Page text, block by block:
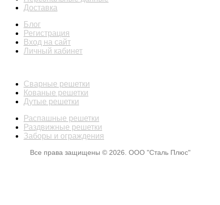
Доставка
Блог
Регистрация
Вход на сайт
Личный кабинет
Сварные решетки
Кованые решетки
Дутые решетки
Распашные решетки
Раздвижные решетки
Заборы и ограждения
Все права защищены © 2026. ООО "Сталь Плюс"